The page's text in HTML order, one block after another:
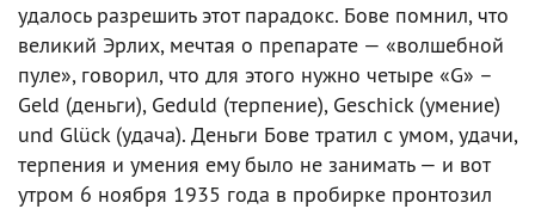
удалось разрешить этот парадокс. Бове помнил, что
великий Эрлих, мечтая о препарате — «волшебной
пуле», говорил, что для этого нужно четыре «G» –
Geld (деньги), Geduld (терпение), Geschick (умение)
und Glück (удача). Деньги Бове тратил с умом, удачи,
терпения и умения ему было не занимать — и вот
утром 6 ноября 1935 года в пробирке пронтозил